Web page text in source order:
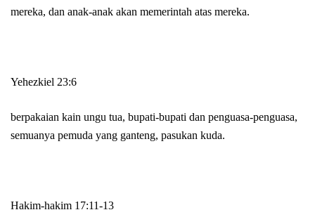
mereka, dan anak-anak akan memerintah atas mereka.
Yehezkiel 23:6
berpakaian kain ungu tua, bupati-bupati dan penguasa-penguasa,
semuanya pemuda yang ganteng, pasukan kuda.
Hakim-hakim 17:11-13